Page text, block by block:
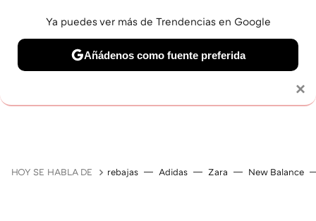
OFERTAS EN
HOY SE HABLA DE rebajas Adidas Zara New Balance
×
Ya puedes ver más de Trendencias en Google
Añádenos como fuente preferida